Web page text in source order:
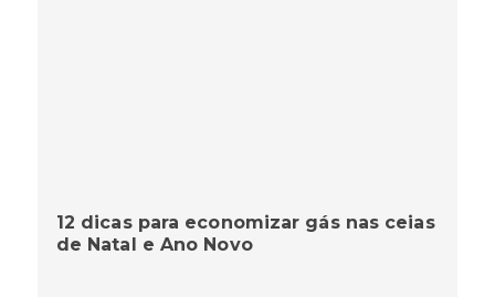
12 dicas para economizar gás nas ceias
de Natal e Ano Novo